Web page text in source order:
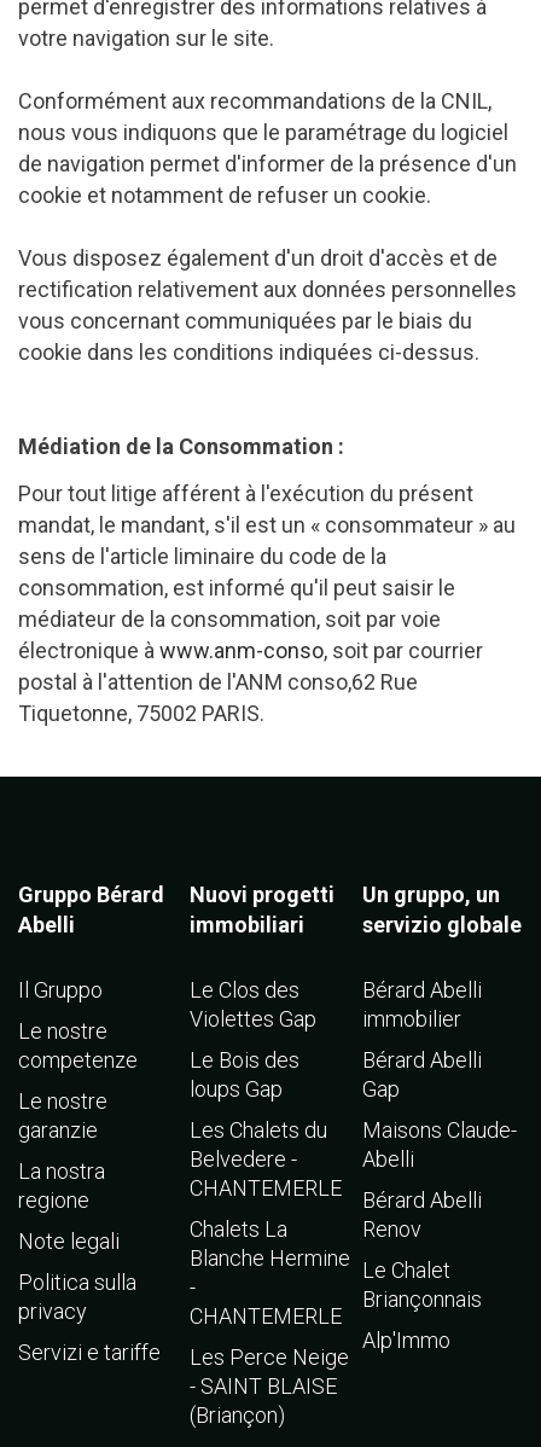
permet d'enregistrer des informations relatives à
votre navigation sur le site.
Conformément aux recommandations de la CNIL,
nous vous indiquons que le paramétrage du logiciel
de navigation permet d'informer de la présence d'un
cookie et notamment de refuser un cookie.
Vous disposez également d'un droit d'accès et de
rectification relativement aux données personnelles
vous concernant communiquées par le biais du
cookie dans les conditions indiquées ci-dessus.
Médiation de la Consommation :
Pour tout litige afférent à l'exécution du présent
mandat, le mandant, s'il est un « consommateur » au
sens de l'article liminaire du code de la
consommation, est informé qu'il peut saisir le
médiateur de la consommation, soit par voie
électronique à www.anm-conso, soit par courrier
postal à l'attention de l'ANM conso,62 Rue
Tiquetonne, 75002 PARIS.
Gruppo Bérard
Abelli
Il Gruppo
Le nostre
competenze
Le nostre
garanzie
La nostra
regione
Note legali
Politica sulla
privacy
Servizi e tariffe
Nuovi progetti
immobiliari
Le Clos des
Violettes Gap
Le Bois des
loups Gap
Les Chalets du
Belvedere -
CHANTEMERLE
Chalets La
Blanche Hermine
-
CHANTEMERLE
Les Perce Neige
- SAINT BLAISE
(Briançon)
Un gruppo, un
servizio globale
Bérard Abelli
immobilier
Bérard Abelli
Gap
Maisons Claude-
Abelli
Bérard Abelli
Renov
Le Chalet
Briançonnais
Alp'Immo